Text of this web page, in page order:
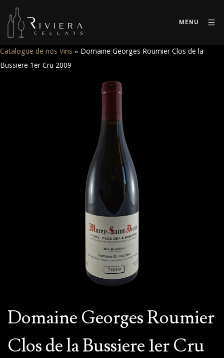
MENU
Catalogue de nos Vins » Domaine Georges Roumier Clos de la
Bussiere 1er Cru 2009
Domaine Georges Roumier
Clos de la Bussiere 1er Cru